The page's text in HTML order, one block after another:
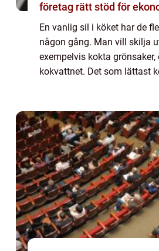
företag rätt stöd för
En vanlig sil i köket har de
någon gång. Man vill skilja
exempelvis kokta
kokvattnet. Det som lättast